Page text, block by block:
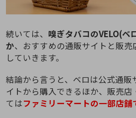
続いては、 嗅ぎタバコのVELO(ベ
か、おすすめの通販サイトと販
していきます。
結論から言うと、ベロは公式通販
イトから購入できるほか、販売
てはファミリーマートの一部店舗